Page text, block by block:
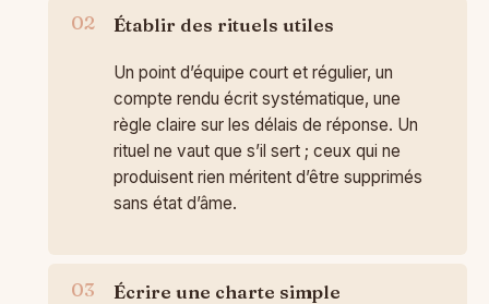
Établir des rituels utiles
Un point d’équipe court et régulier, un
compte rendu écrit systématique, une
règle claire sur les délais de réponse. Un
rituel ne vaut que s’il sert ; ceux qui ne
produisent rien méritent d’être supprimés
sans état d’âme.
Écrire une charte simple